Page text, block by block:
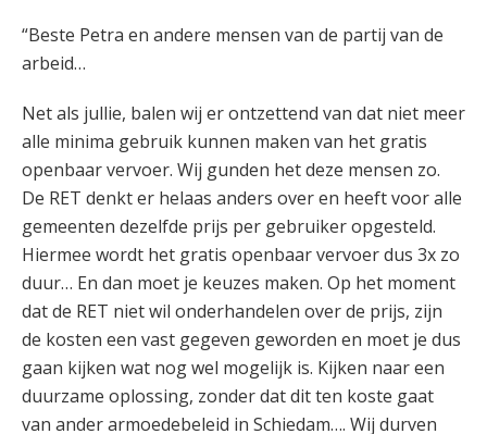
“Beste Petra en andere mensen van de partij van de
arbeid…
Net als jullie, balen wij er ontzettend van dat niet meer
alle minima gebruik kunnen maken van het gratis
openbaar vervoer. Wij gunden het deze mensen zo.
De RET denkt er helaas anders over en heeft voor alle
gemeenten dezelfde prijs per gebruiker opgesteld.
Hiermee wordt het gratis openbaar vervoer dus 3x zo
duur… En dan moet je keuzes maken. Op het moment
dat de RET niet wil onderhandelen over de prijs, zijn
de kosten een vast gegeven geworden en moet je dus
gaan kijken wat nog wel mogelijk is. Kijken naar een
duurzame oplossing, zonder dat dit ten koste gaat
van ander armoedebeleid in Schiedam…. Wij durven